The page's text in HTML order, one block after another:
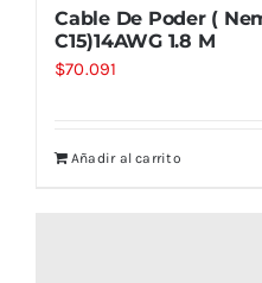
Cable De Poder (
C15)14AWG 1.8 M
$70.091
Añadir al carrito